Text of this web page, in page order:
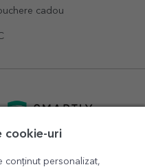
cadou
cookie-uri
conținut personalizat,